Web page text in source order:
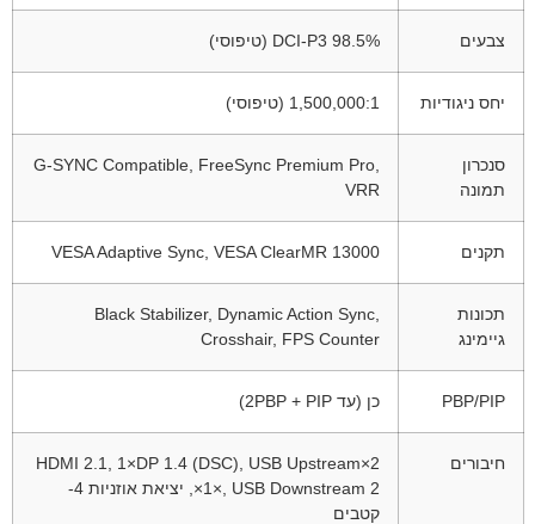
צבעים DCI-P3 98.5% (טיפוסי)
יחס ניגודיות 1,500,000:1 (טיפוסי)
סנכרון
תמונה
G-SYNC Compatible, FreeSync Premium Pro,
VRR
תקנים VESA Adaptive Sync, VESA ClearMR 13000
תכונות
גיימינג
Black Stabilizer, Dynamic Action Sync,
Crosshair, FPS Counter
PBP/PIP כן (עד 2PBP + PIP)
חיבורים
2×HDMI 2.1, 1×DP 1.4 (DSC), USB Upstream
1×, USB Downstream 2×, יציאת אוזניות 4-
קטבים